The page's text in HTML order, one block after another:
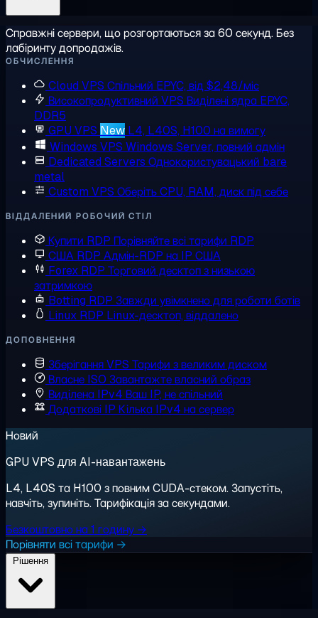
Справжні сервери, що розгортаються за 60 секунд. Без
лабіринту допродажів.
ОБЧИСЛЕННЯ
Cloud VPS Спільний EPYC, від $2,48/міс
Високопродуктивний VPS Виділені ядра EPYC,
DDR5
GPU VPS New L4, L40S, H100 на вимогу
Windows VPS Windows Server, повний адмін
Dedicated Servers Однокористувацький bare
metal
Custom VPS Оберіть CPU, RAM, диск під себе
ВІДДАЛЕНИЙ РОБОЧИЙ СТІЛ
Купити RDP Порівняйте всі тарифи RDP
США RDP Адмін-RDP на IP США
Forex RDP Торговий десктоп з низькою
затримкою
Botting RDP Завжди увімкнено для роботи ботів
Linux RDP Linux-десктоп, віддалено
ДОПОВНЕННЯ
Зберігання VPS Тарифи з великим диском
Власне ISO Завантажте власний образ
Виділена IPv4 Ваш IP, не спільний
Додаткові IP Кілька IPv4 на сервер
Новий
GPU VPS для AI-навантажень
L4, L40S та H100 з повним CUDA-стеком. Запустіть,
навчіть, зупиніть. Тарифікація за секундами.
Безкоштовно на 1 годину →
Порівняти всі тарифи →